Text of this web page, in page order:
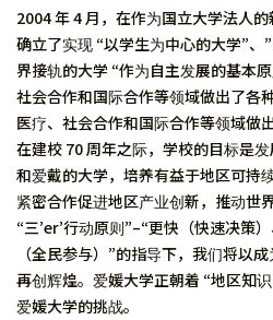
2004 年 4 月，在作为国立大学法人
确立了实现 “以学生为中心的大学”、
界接轨的大学 “作为自主发展的基本
社会合作和国际合作等领域做出了各
医疗、社会合作和国际合作等领域做
在建校 70 周年之际，学校的目标是
和爱戴的大学，培养有益于地区可持
紧密合作促进地区产业创新，推动世
“三’er’行动原则”–“更快（快速决策
（全民参与）”的指导下，我们将以
再创辉煌。爱媛大学正朝着 “地区知
爱媛大学的挑战。